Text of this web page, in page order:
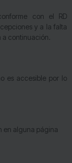
con el RD
y a la falta
continuación.
es accesible por lo
en alguna página